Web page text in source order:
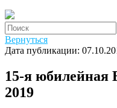
'Найти:
Вернуться
Дата публикации:
15-я юбилейная
2019